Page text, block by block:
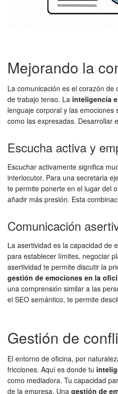
Mejorando la
La comunicación es el corazón
de trabajo tenso. La inteligencia
lenguaje corporal y las
como las expresadas. Desarrollar
Escucha activa y
Escuchar activamente significa
interlocutor. Para una secretaria
te permite ponerte en el lugar del
añadir más presión. Esta
Comunicación
La asertividad es la capacidad de
para establecer límites, negociar
asertividad te permite discutir la
gestión de emociones en la
una comprensión similar a las
el SEO semántico, te permite
Gestión de
El entorno de oficina, por
fricciones. Aquí es donde tu
como mediadora. Tu capacidad
de la empresa. Una gestión de